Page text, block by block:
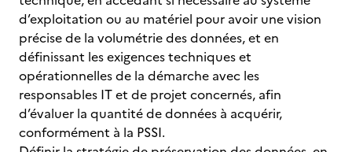
d’exploitation ou au matériel pour avoir une vision
précise de la volumétrie des données, et en
définissant les exigences techniques et
opérationnelles de la démarche avec les
responsables IT et de projet concernés, afin
d’évaluer la quantité de données à acquérir,
conformément à la PSSI.